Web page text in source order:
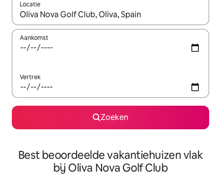
Locatie
Wanneer er suggesties beschikbaar zijn, maak je een keuze
Aankomst
Vertrek
Zoeken
Best beoordeelde vakantiehuizen vlak
bij Oliva Nova Golf Club